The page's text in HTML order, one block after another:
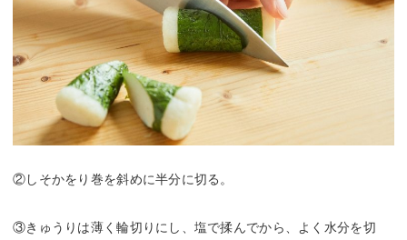
②しそかをり巻を斜めに半分に切る。
③きゅうりは薄く輪切りにし、塩で揉んでから、よく水分を切